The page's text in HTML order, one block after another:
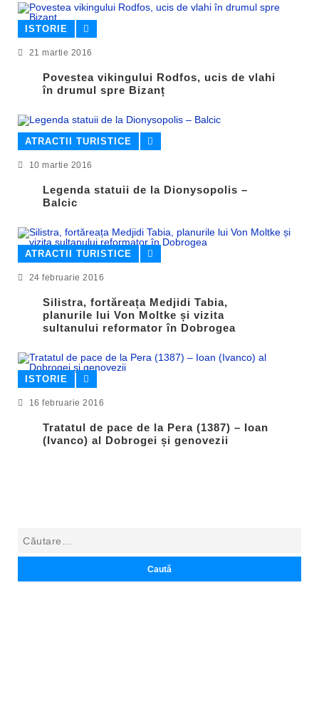
ISTORIE
21 martie 2016
Povestea vikingului Rodfos, ucis de vlahi
în drumul spre Bizanț
ATRACTII TURISTICE
10 martie 2016
Legenda statuii de la Dionysopolis –
Balcic
ATRACTII TURISTICE
24 februarie 2016
Silistra, fortăreața Medjidi Tabia,
planurile lui Von Moltke și vizita
sultanului reformator în Dobrogea
ISTORIE
16 februarie 2016
Tratatul de pace de la Pera (1387) – Ioan
(Ivanco) al Dobrogei și genovezii